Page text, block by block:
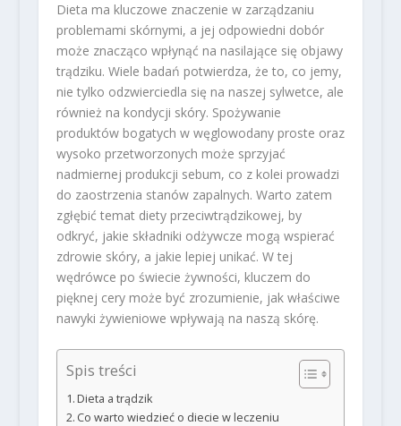
Dieta ma kluczowe znaczenie w zarządzaniu
problemami skórnymi, a jej odpowiedni dobór
może znacząco wpłynąć na nasilające się objawy
trądziku. Wiele badań potwierdza, że to, co jemy,
nie tylko odzwierciedla się na naszej sylwetce, ale
również na kondycji skóry. Spożywanie
produktów bogatych w węglowodany proste oraz
wysoko przetworzonych może sprzyjać
nadmiernej produkcji sebum, co z kolei prowadzi
do zaostrzenia stanów zapalnych. Warto zatem
zgłębić temat diety przeciwtrądzikowej, by
odkryć, jakie składniki odżywcze mogą wspierać
zdrowie skóry, a jakie lepiej unikać. W tej
wędrówce po świecie żywności, kluczem do
pięknej cery może być zrozumienie, jak właściwe
nawyki żywieniowe wpływają na naszą skórę.
Spis treści
Dieta a trądzik
Co warto wiedzieć o diecie w leczeniu